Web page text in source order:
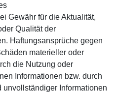
Gewähr für die Aktualität,
Qualität der
Haftungsansprüche gegen
materieller oder
die Nutzung oder
Informationen bzw. durch
Informationen